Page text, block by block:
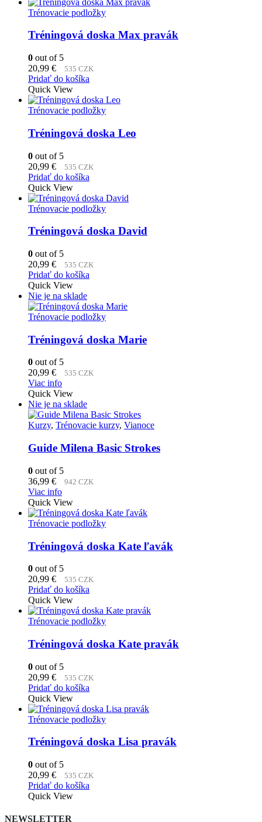
Trénovacie podložky
Tréningová doska Max pravák
0 out of 5
20,99 € 535 CZK
Pridať do košíka
Quick View
Trénovacie podložky
Tréningová doska Leo
0 out of 5
20,99 € 535 CZK
Pridať do košíka
Quick View
Trénovacie podložky
Tréningová doska David
0 out of 5
20,99 € 535 CZK
Pridať do košíka
Quick View
Nie je na sklade
Trénovacie podložky
Tréningová doska Marie
0 out of 5
20,99 € 535 CZK
Viac info
Quick View
Nie je na sklade
Kurzy, Trénovacie kurzy, Vianoce
Guide Milena Basic Strokes
0 out of 5
36,99 € 942 CZK
Viac info
Quick View
Trénovacie podložky
Tréningová doska Kate ľavák
0 out of 5
20,99 € 535 CZK
Pridať do košíka
Quick View
Trénovacie podložky
Tréningová doska Kate pravák
0 out of 5
20,99 € 535 CZK
Pridať do košíka
Quick View
Trénovacie podložky
Tréningová doska Lisa pravák
0 out of 5
20,99 € 535 CZK
Pridať do košíka
Quick View
NEWSLETTER